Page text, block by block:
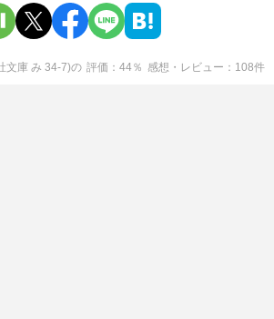
文庫 み 34-7)の 評価 44％ 感想・レビュー 108件